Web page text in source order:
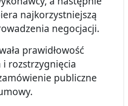
najkorzystniejszą
negocjacji.
prawidłowość
rozstrzygnięcia
publiczne